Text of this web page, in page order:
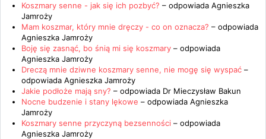
Koszmary senne - jak się ich pozbyć? – odpowiada Agnieszka
Jamroży
Mam koszmar, który mnie dręczy - co on oznacza? – odpowiada
Agnieszka Jamroży
Boję się zasnąć, bo śnią mi się koszmary – odpowiada
Agnieszka Jamroży
Dreczą mnie dziwne koszmary senne, nie mogę się wyspać –
odpowiada Agnieszka Jamroży
Jakie podłoże mają sny? – odpowiada Dr Mieczysław Bakun
Nocne budzenie i stany lękowe – odpowiada Agnieszka
Jamroży
Koszmary senne przyczyną bezsenności – odpowiada
Agnieszka Jamroży